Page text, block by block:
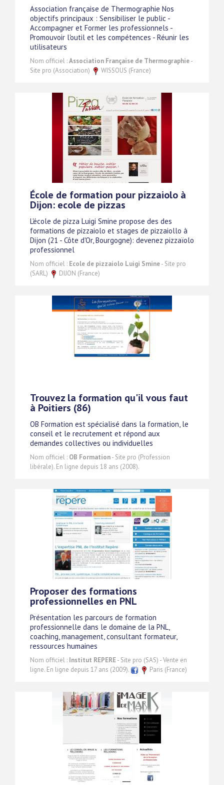
Association française de Thermographie Nos
objectifs principaux : Sensibiliser le public -
Accompagner et Former les professionnels -
Promouvoir l'outil et les compétences - Réunir les
utilisateurs
Nom officiel :Association Française de Thermographie-
Site pro (Association)
WISSOUS (France)
École de formation pour pizzaiolo à
Dijon: ecole de pizzas
L'école de pizza Luigi Smine propose des des
formations de pizzaiolo et stages de pizzaiollo à
Dijon (21 - Côte d'Or, Bourgogne): devenez pizzaïolo
professionnel
Nom officiel : Ecole de pizzaiolo Luigi Smine- Site pro
(SARL)
DIJON (France)
Trouvez la formation qu'il vous faut
à Poitiers (86)
OB Formation est spécialisé dans la formation, le
conseil et le recrutement et répond aux
demandes collectives ou individuelles
Nom officiel : OB Formation- Site pro (Profession
libérale). En ligne depuis 18 ans (2008).
Proposer des formations
professionnelles en PNL
Présentation les parcours de formation
professionnelle dans le domaine de la PNL,
coaching, management, consultant formateur,
ressources humaines
Nom officiel : Institut REPERE- Site pro (SAS) - Vente en
ligne. En ligne depuis 17 ans (2009).
Paris (France)